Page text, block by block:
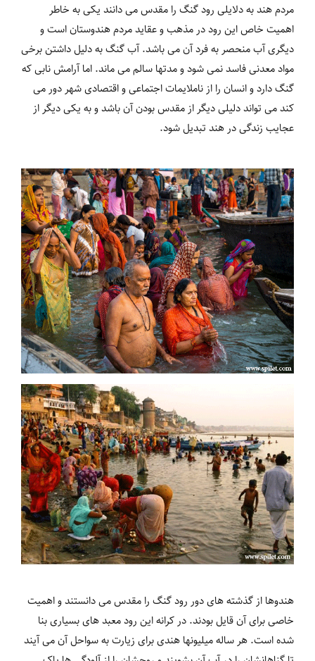
مردم هند به دلایلی رود گنگ را مقدس می دانند یکی به خاطر
اهمیت خاص این رود در مذهب و عقاید مردم هندوستان است و
دیگری آب منحصر به فرد آن می باشد. آب گنگ به دلیل داشتن برخی
مواد معدنی فاسد نمی شود و مدتها سالم می ماند. اما آرامش نابی که
گنگ دارد و انسان را از ناملایمات اجتماعی و اقتصادی شهر دور می
کند می تواند دلیلی دیگر از مقدس بودن آن باشد و به یکی دیگر از
عجایب زندگی در هند تبدیل شود.
هندوها از گذشته های دور رود گنگ را مقدس می دانستند و اهمیت
خاصی برای آن قایل بودند. در کرانه این رود معبد های بسیاری بنا
شده است. هر ساله میلیونها هندی برای زیارت به سواحل آن می آیند